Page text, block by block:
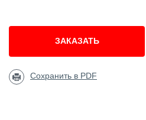
ЗАКАЗАТЬ
Сохранить в PDF